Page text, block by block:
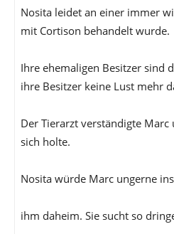
Nosita leidet an einer immer
mit Cortison behandelt wurde.
Ihre ehemaligen Besitzer sind
ihre Besitzer keine Lust mehr
Der Tierarzt verständigte
sich holte.
Nosita würde Marc ungerne
ihm daheim. Sie sucht so